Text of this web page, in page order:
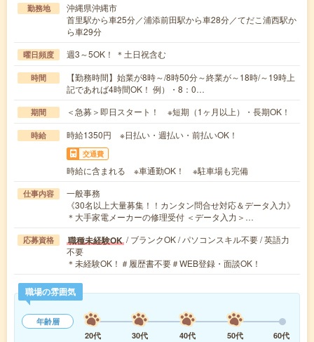
勤務地
沖縄県沖縄市
首里駅から車25分／浦添前田駅から車28分／てだこ浦西駅か
ら車29分
曜日頻度 週3～5OK！ ＊土日祝含む
時間
【勤務時間】始業が8時～/8時50分～終業が～18時/～19時上
記であれば4時間OK！ 例）・8：0…
期間 ＜急募＞即日スタート！ ※短期（1ヶ月以上）・長期OK！
時給 時給1350円 ※日払い・週払い・前払いOK！
交通費
時給に含まれる ※車通勤OK！ ※駐車場も完備
仕事内容
一般事務
《30名以上大量募集！！カンタン問合せ対応＆データ入力》
＊大手家電メーカーの修理受付 ＜データ入力＞…
応募資格 職種未経験OK / ブランクOK / パソコンスキル不要 / 英語力
不要
＊未経験OK！＃履歴書不要＃WEB登録・面談OK！
職場の雰囲気
年齢層
20代
30代 40代 50代
60代